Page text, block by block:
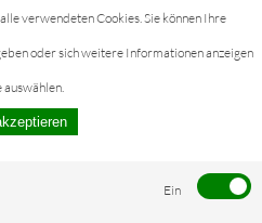
verwendeten Cookies. Sie können Ihre
oder sich weitere Informationen anzeigen
auswählen.
Ein